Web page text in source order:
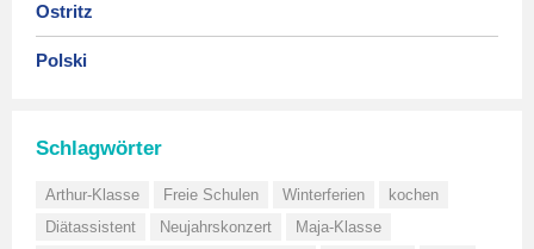
Ostritz
Polski
Schlagwörter
Arthur-Klasse Freie Schulen Winterferien
kochen
Diätassistent
Neujahrskonzert
Maja-Klasse